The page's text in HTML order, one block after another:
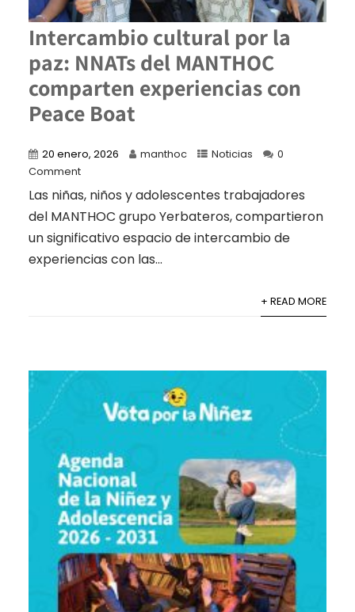
Intercambio cultural por la
paz: NNATs del MANTHOC
comparten experiencias con
Peace Boat
20 enero, 2026 manthoc Noticias
0
Comment
Las niñas, niños y adolescentes trabajadores
del MANTHOC grupo Yerbateros, compartieron
un significativo espacio de intercambio de
experiencias con las...
+ READ MORE